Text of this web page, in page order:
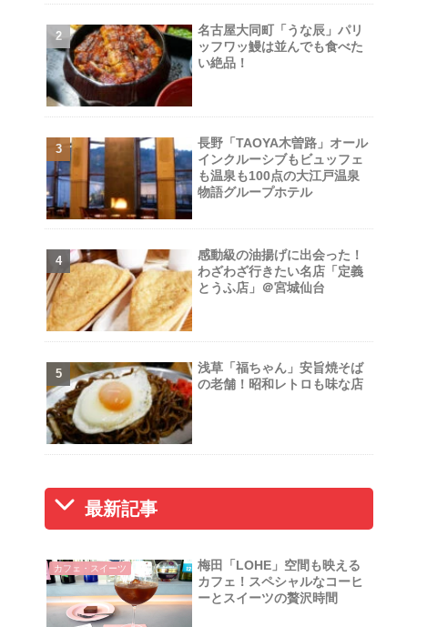
名古屋大同町「うな辰」パリ
ッフワッ鰻は並んでも食べた
い絶品！
長野「TAOYA木曽路」オール
インクルーシブもビュッフェ
も温泉も100点の大江戸温泉
物語グループホテル
感動級の油揚げに出会った！
わざわざ行きたい名店「定義
とうふ店」＠宮城仙台
浅草「福ちゃん」安旨焼そば
の老舗！昭和レトロも味な店
最新記事
カフェ・スイーツ
梅田「LOHE」空間も映える
カフェ！スペシャルなコーヒ
ーとスイーツの贅沢時間